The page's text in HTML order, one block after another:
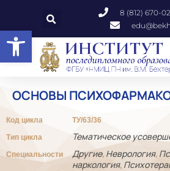
Открыть панель инструментов
8 (812) 670-
ОСНОВЫ
Код цикла
ТУ/63/36
Тип цикла
Тематическое
Специальности Другие, Неврология,
наркология,